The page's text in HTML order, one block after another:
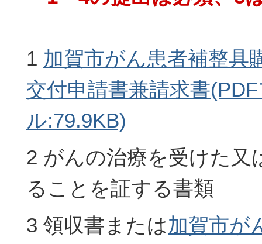
1 加賀市がん患者補整具
交付申請書兼請求書
ル:79.9KB)
2 がんの治療を受けた又
ることを証する書類
3 領収書または加賀市が